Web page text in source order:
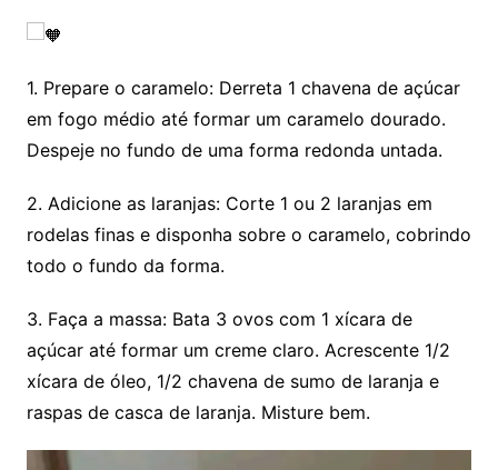
1. Prepare o caramelo: Derreta 1 chavena de açúcar
em fogo médio até formar um caramelo dourado.
Despeje no fundo de uma forma redonda untada.
2. Adicione as laranjas: Corte 1 ou 2 laranjas em
rodelas finas e disponha sobre o caramelo, cobrindo
todo o fundo da forma.
3. Faça a massa: Bata 3 ovos com 1 xícara de
açúcar até formar um creme claro. Acrescente 1/2
xícara de óleo, 1/2 chavena de sumo de laranja e
raspas de casca de laranja. Misture bem.